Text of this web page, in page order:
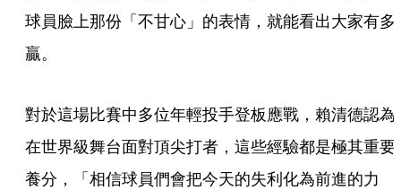
球員臉上那份「不甘心」的表情，就能看出大家有多
贏。
對於這場比賽中多位年輕投手登板應戰，賴清德認為
在世界級舞台面對頂尖打者，這些經驗都是極其重要
養分，「相信球員們會把今天的失利化為前進的力